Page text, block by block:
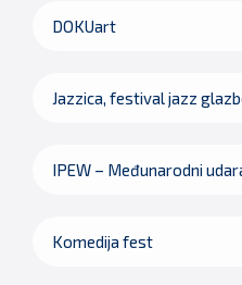
DOKUart
Jazzica, festival jazz
IPEW – Međunarodni
Komedija fest